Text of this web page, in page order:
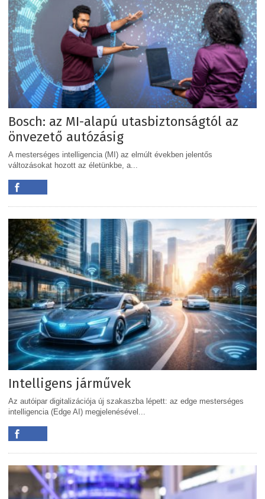
Bosch: az MI-alapú utasbiztonságtól az
önvezető autózásig
A mesterséges intelligencia (MI) az elmúlt években jelentős
változásokat hozott az életünkbe, a...
Intelligens járművek
Az autóipar digitalizációja új szakaszba lépett: az edge mesterséges
intelligencia (Edge AI) megjelenésével...